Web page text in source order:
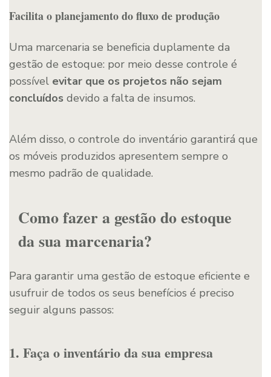
Facilita o planejamento do fluxo de produção
Uma marcenaria se beneficia duplamente da
gestão de estoque: por meio desse controle é
possível evitar que os projetos não sejam
concluídos devido a falta de insumos.
Além disso, o controle do inventário garantirá que
os móveis produzidos apresentem sempre o
mesmo padrão de qualidade.
Como fazer a gestão do estoque
da sua marcenaria?
Para garantir uma gestão de estoque eficiente e
usufruir de todos os seus benefícios é preciso
seguir alguns passos:
1. Faça o inventário da sua empresa